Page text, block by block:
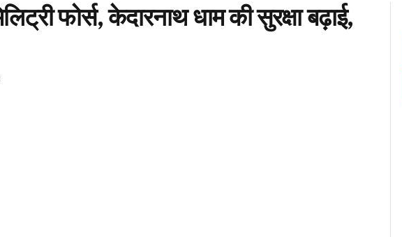
फोर्स, केदारनाथ धाम की सुरक्षा बढ़ाई,